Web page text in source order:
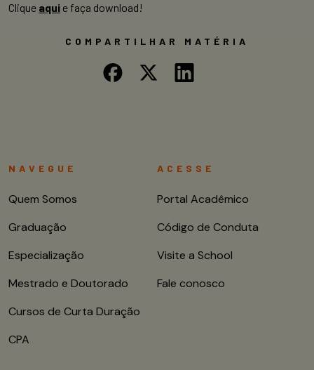
Clique aqui e faça download!
COMPARTILHAR MATÉRIA
NAVEGUE
Quem Somos
Graduação
Especialização
Mestrado e Doutorado
Cursos de Curta Duração
CPA
ACESSE
Portal Acadêmico
Código de Conduta
Visite a School
Fale conosco